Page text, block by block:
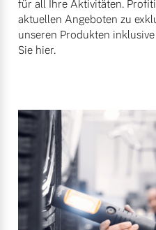
Versicherung
für all Ihre Aktivitäten.
aktuellen Angeboten zu
unseren Produkten
Sie hier.